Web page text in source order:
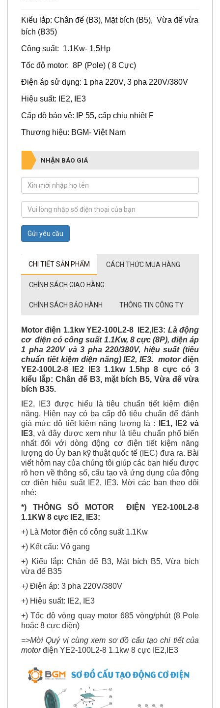
Kiểu lắp: Chân đế (B3), Mặt bích (B5), Vừa đế vừa
bích (B35)
Công suất: 1.1Kw- 1.5Hp
Tốc độ motor: 8P (Pole) ( 8 Cực)
Điện áp sử dụng: 1 pha 220V, 3 pha 220V/380V
Hiệu suất: IE2, IE3
Cấp độ bảo vệ: IP 55, cấp chịu nhiệt F
Thương hiệu: BGM- Việt Nam
NHẬN BÁO GIÁ
Gửi yêu cầu
CHI TIẾT SẢN PHẨM CÁCH THỨC MUA HÀNG
CHÍNH SÁCH GIAO HÀNG
CHÍNH SÁCH BẢO HÀNH THÔNG TIN CÔNG TY
Motor điện 1.1kw YE2-100L2-8 IE2,IE3: Là động
cơ điện có công suất 1.1Kw, 8 cực (8P), điện áp
1 pha 220V và 3 pha 220/380V, hiệu suất (tiêu
chuẩn tiết kiệm điện năng) IE2, IE3. motorđiện
YE2-100L2-8 IE2 IE3 1.1kw 1.5hp 8 cực có 3
kiểu lắp: Chân đế B3, mặt bích B5, Vừa đế vừa
bích B35.
IE2, IE3 được hiểu là tiêu chuẩn tiết kiệm điện
năng. Hiện nay có ba cấp độ tiêu chuẩn để đánh
giá mức độ tiết kiệm năng lượng là :
IE1, IE2 và
IE3, và đây được xem như là tiêu chuẩn phổ biến
nhất đối với dòng động cơ điện tiết kiệm năng
lượng do Ủy ban kỹ thuật quốc tế (IEC) đưa ra. Bài
viết hôm nay của chúng tôi giúp các bạn hiểu được
rõ hơn về thông số, cấu tạo và ứng dụng của động
cơ điện hiệu suất IE2, IE3. Mời các bạn theo dõi
nhé:
*) THÔNG SỐ MOTOR ĐIỆN YE2-100L2-8
1.1KW 8 cực IE2, IE3:
+) Là Motor điện có công suất 1.1Kw
+) Kết cấu: Vỏ gang
+) Kiểu lắp: Chân đế B3, Mặt bích B5, Vừa bích
vừa đế B35
+) Điện áp: 3 pha 220V/380V
+) Hiệu suất: IE2, IE3
+) Tốc độ vòng quay motor 685 vòng/phút (8 Pole
hoặc 8 cực điện)
=>Mời Quý vị cùng xem sơ đồ cấu tạo chi tiết của
motorđiện YE2-100L2-8 1.1kw 8 cực IE2,IE3